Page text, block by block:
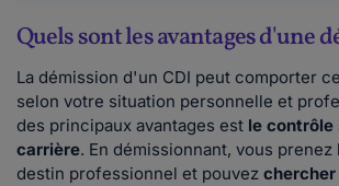
Quels sont les avantages d'une
La démission d'un CDI peut comporter
selon votre situation personnelle et
des principaux avantages est le contrôle
carrière. En démissionnant, vous
destin professionnel et pouvez chercher